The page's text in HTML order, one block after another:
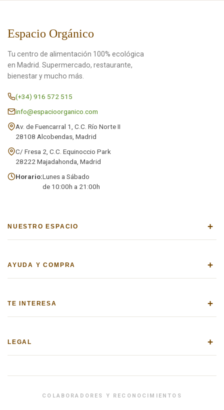
Espacio Orgánico
Tu centro de alimentación 100% ecológica
en Madrid. Supermercado, restaurante,
bienestar y mucho más.
(+34) 916 572 515
info@espacioorganico.com
Av. de Fuencarral 1, C.C. Río Norte II
28108 Alcobendas, Madrid
C/ Fresa 2, C.C. Equinoccio Park
28222 Majadahonda, Madrid
Horario:Lunes a Sábado
de 10:00h a 21:00h
NUESTRO ESPACIO +
AYUDA Y COMPRA +
TE INTERESA +
LEGAL +
COLABORADORES Y RECONOCIMIENTOS